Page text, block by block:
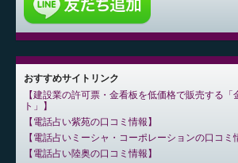
おすすめサイトリンク
建設業の許可票・金看板を低価格で販売する「
ト」
電話占い紫苑の口コミ情報
電話占いミーシャ・コーポレーションの口コミ
電話占い陸奥の口コミ情報